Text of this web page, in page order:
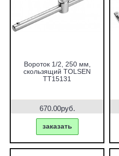
Вороток 1/2, 250 мм,
скользящий TOLSEN
TT15131
670.00руб.
заказать